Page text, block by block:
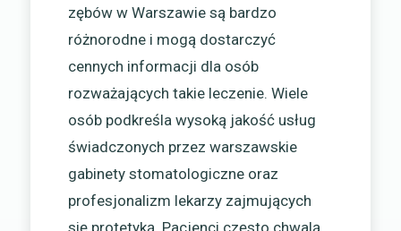
zębów w Warszawie są bardzo
różnorodne i mogą dostarczyć
cennych informacji dla osób
rozważających takie leczenie. Wiele
osób podkreśla wysoką jakość usług
świadczonych przez warszawskie
gabinety stomatologiczne oraz
profesjonalizm lekarzy zajmujących
się protetyką. Pacjenci często chwalą